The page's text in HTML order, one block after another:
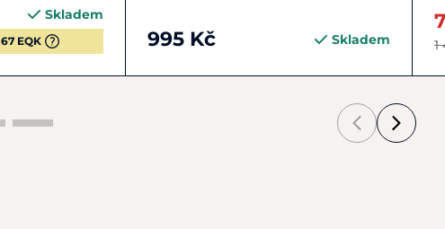
Skladem
67 EQK 995 Kč Skladem 1